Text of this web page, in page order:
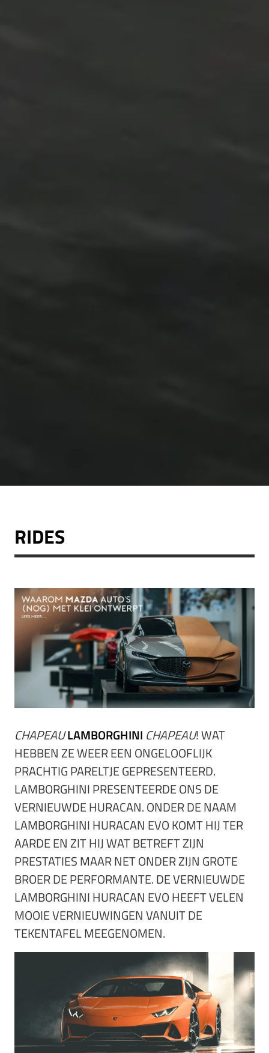
RIDES
CHAPEAULAMBORGHINI CHAPEAU! WAT
HEBBEN ZE WEER EEN ONGELOOFLIJK
PRACHTIG PARELTJE GEPRESENTEERD.
LAMBORGHINI PRESENTEERDE ONS DE
VERNIEUWDE HURACAN. ONDER DE NAAM
LAMBORGHINI HURACAN EVO KOMT HIJ TER
AARDE EN ZIT HIJ WAT BETREFT ZIJN
PRESTATIES MAAR NET ONDER ZIJN GROTE
BROER DE PERFORMANTE. DE VERNIEUWDE
LAMBORGHINI HURACAN EVO HEEFT VELEN
MOOIE VERNIEUWINGEN VANUIT DE
TEKENTAFEL MEEGENOMEN.